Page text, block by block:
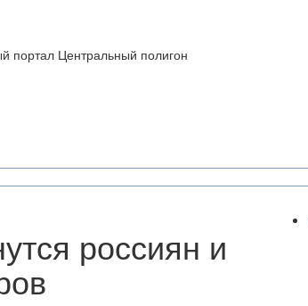
портал Центральный полигон
россиян и